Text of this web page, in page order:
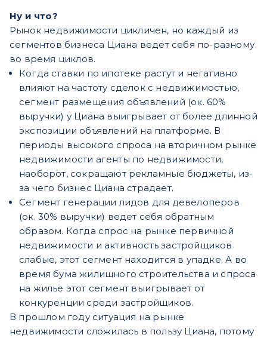
Ну и что?
Рынок недвижимости цикличен, но каждый из
сегментов бизнеса Циана ведет себя по-разному
во время циклов.
Когда ставки по ипотеке растут и негативно
влияют на частоту сделок с недвижимостью,
сегмент размещения объявлений (ок. 60%
выручки) у Циана выигрывает от более длинной
экспозиции объявлений на платформе. В
периоды высокого спроса на вторичном рынке
недвижимости агенты по недвижимости,
наоборот, сокращают рекламные бюджеты, из-
за чего бизнес Циана страдает.
Сегмент генерации лидов для девелоперов
(ок. 30% выручки) ведет себя обратным
образом. Когда спрос на рынке первичной
недвижимости и активность застройщиков
слабые, этот сегмент находится в упадке. А во
время бума жилищного строительства и спроса
на жилье этот сегмент выигрывает от
конкуренции среди застройщиков.
В прошлом году ситуация на рынке
недвижимости сложилась в пользу Циана, потому